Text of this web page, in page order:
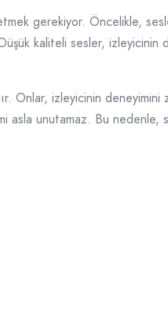
gerekiyor. Öncelikle,
kaliteli sesler,
izleyicinin deneyimini
unutamaz. Bu